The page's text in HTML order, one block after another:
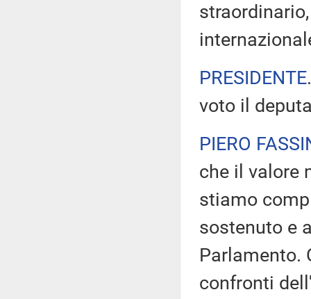
PRESIDENTE
voto il
PIERO
che il valore
stiamo
sostenuto e
Parlamento.
confronti